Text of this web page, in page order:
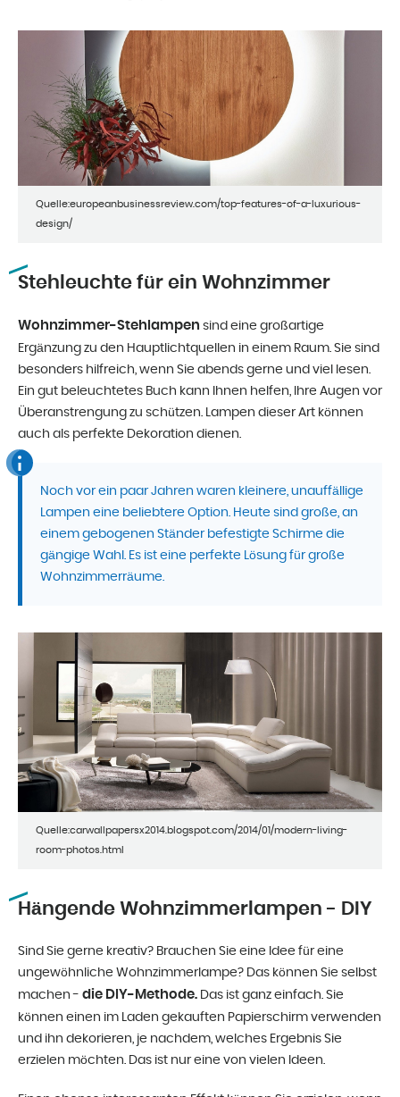
Quelle:europeanbusinessreview.com/top-features-of-a-luxurious-
design/
Stehleuchte für ein Wohnzimmer
Wohnzimmer-Stehlampen sind eine großartige
Ergänzung zu den Hauptlichtquellen in einem Raum. Sie sind
besonders hilfreich, wenn Sie abends gerne und viel lesen.
Ein gut beleuchtetes Buch kann Ihnen helfen, Ihre Augen vor
Überanstrengung zu schützen. Lampen dieser Art können
auch als perfekte Dekoration dienen.
Noch vor ein paar Jahren waren kleinere, unauffällige
Lampen eine beliebtere Option. Heute sind große, an
einem gebogenen Ständer befestigte Schirme die
gängige Wahl. Es ist eine perfekte Lösung für große
Wohnzimmerräume.
Quelle:carwallpapersx2014.blogspot.com/2014/01/modern-living-
room-photos.html
Hängende Wohnzimmerlampen - DIY
Sind Sie gerne kreativ? Brauchen Sie eine Idee für eine
ungewöhnliche Wohnzimmerlampe? Das können Sie selbst
machen - die DIY-Methode. Das ist ganz einfach. Sie
können einen im Laden gekauften Papierschirm verwenden
und ihn dekorieren, je nachdem, welches Ergebnis Sie
erzielen möchten. Das ist nur eine von vielen Ideen.